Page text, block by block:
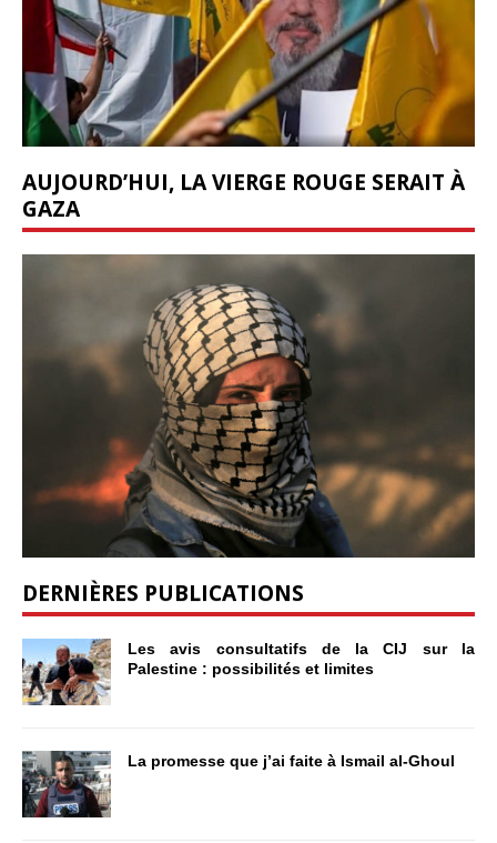
AUJOURD’HUI, LA VIERGE ROUGE SERAIT À
GAZA
DERNIÈRES PUBLICATIONS
Les avis consultatifs de la CIJ sur la
Palestine : possibilités et limites
La promesse que j’ai faite à Ismail al-Ghoul